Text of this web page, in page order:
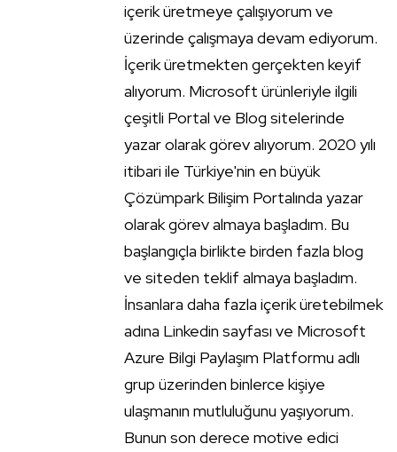
içerik üretmeye çalışıyorum ve
üzerinde çalışmaya devam ediyorum.
İçerik üretmekten gerçekten keyif
alıyorum. Microsoft ürünleriyle ilgili
çeşitli Portal ve Blog sitelerinde
yazar olarak görev alıyorum. 2020 yılı
itibari ile Türkiye'nin en büyük
Çözümpark Bilişim Portalında yazar
olarak görev almaya başladım. Bu
başlangıçla birlikte birden fazla blog
ve siteden teklif almaya başladım.
İnsanlara daha fazla içerik üretebilmek
adına Linkedin sayfası ve Microsoft
Azure Bilgi Paylaşım Platformu adlı
grup üzerinden binlerce kişiye
ulaşmanın mutluluğunu yaşıyorum.
Bunun son derece motive edici